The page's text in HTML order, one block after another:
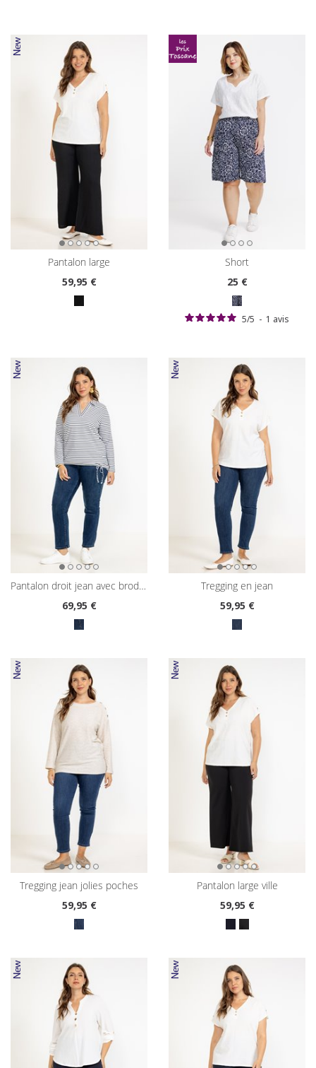
pantalon large
59,95 €
short
25€
5/5 - 1 avis
pantalon droit jean avec broderie
69,95 €
tregging en jean
59,95 €
tregging jean jolies poches
59,95 €
pantalon large ville
59,95 €